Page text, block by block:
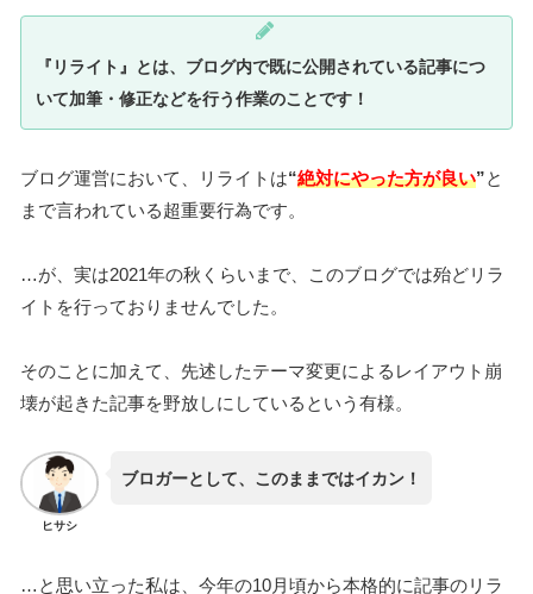
『リライト』とは、ブログ内で既に公開されている記事につ
いて加筆・修正などを行う作業のことです！
ブログ運営において、リライトは“絶対にやった方が良い”と
まで言われている超重要行為です。
…が、実は2021年の秋くらいまで、このブログでは殆どリラ
イトを行っておりませんでした。
そのことに加えて、先述したテーマ変更によるレイアウト崩
壊が起きた記事を野放しにしているという有様。
ヒサシ
ブロガーとして、このままではイカン！
…と思い立った私は、今年の10月頃から本格的に記事のリラ